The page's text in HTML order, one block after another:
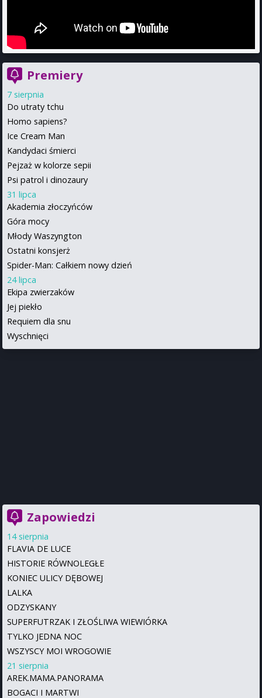
Premiery
7 sierpnia
Do utraty tchu
Homo sapiens?
Ice Cream Man
Kandydaci śmierci
Pejzaż w kolorze sepii
Psi patrol i dinozaury
31 lipca
Akademia złoczyńców
Góra mocy
Młody Waszyngton
Ostatni konsjerż
Spider-Man: Całkiem nowy dzień
24 lipca
Ekipa zwierzaków
Jej piekło
Requiem dla snu
Wyschnięci
Zapowiedzi
14 sierpnia
FLAVIA DE LUCE
HISTORIE RÓWNOLEGŁE
KONIEC ULICY DĘBOWEJ
LALKA
ODZYSKANY
SUPERFUTRZAK I ZŁOŚLIWA WIEWIÓRKA
TYLKO JEDNA NOC
WSZYSCY MOI WROGOWIE
21 sierpnia
AREK.MAMA.PANORAMA
BOGACI I MARTWI